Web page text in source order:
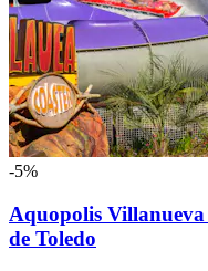
-5%
Aquopolis
de Toledo